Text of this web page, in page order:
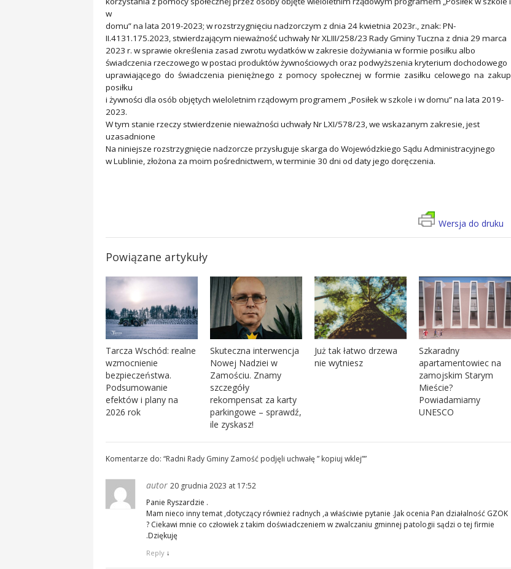
w
domu” na lata 2019-2023; w rozstrzygnięciu nadzorczym z dnia 24 kwietnia 2023r., znak: PN-
II.4131.175.2023, stwierdzającym nieważność uchwały Nr XLIII/258/23 Rady Gminy Tuczna z dnia 29 marca
2023 r. w sprawie określenia zasad zwrotu wydatków w zakresie dożywiania w formie posiłku albo
świadczenia rzeczowego w postaci produktów żywnościowych oraz podwyższenia kryterium dochodowego
uprawiającego do świadczenia pieniężnego z pomocy społecznej w formie zasiłku celowego na zakup
posiłku
i żywności dla osób objętych wieloletnim rządowym programem „Posiłek w szkole i w domu” na lata 2019-
2023.
W tym stanie rzeczy stwierdzenie nieważności uchwały Nr LXI/578/23, we wskazanym zakresie, jest
uzasadnione
Na niniejsze rozstrzygnięcie nadzorcze przysługuje skarga do Wojewódzkiego Sądu Administracyjnego
w Lublinie, złożona za moim pośrednictwem, w terminie 30 dni od daty jego doręczenia.
Wersja do druku
Powiązane artykuły
Tarcza Wschód: realne
wzmocnienie
bezpieczeństwa.
Podsumowanie
efektów i plany na
2026 rok
Skuteczna interwencja
Nowej Nadziei w
Zamościu. Znamy
szczegóły
rekompensat za karty
parkingowe – sprawdź,
ile zyskasz!
Już tak łatwo drzewa
nie wytniesz
Szkaradny
apartamentowiec na
zamojskim Starym
Mieście?
Powiadamiamy
UNESCO
Komentarze do: “Radni Rady Gminy Zamość podjęli uchwałę ” kopiuj wklej””
autor 20 grudnia 2023 at 17:52
Panie Ryszardzie .
Mam nieco inny temat ,dotyczący również radnych ,a właściwie pytanie .Jak ocenia Pan działalność GZOK
? Ciekawi mnie co człowiek z takim doświadczeniem w zwalczaniu gminnej patologii sądzi o tej firmie
.Dziękuję
Reply ↓